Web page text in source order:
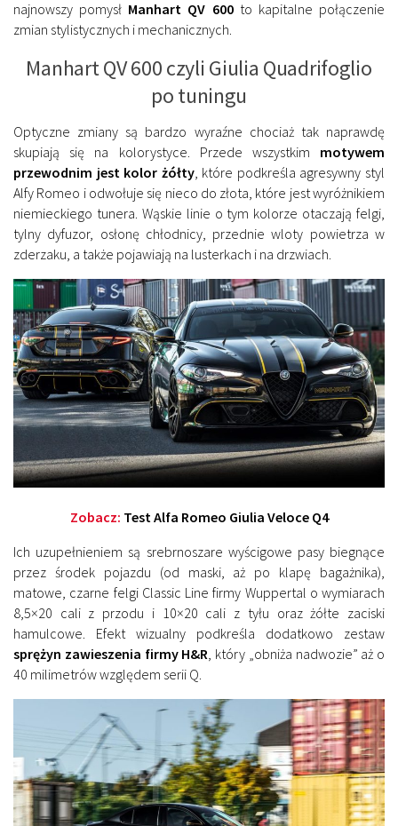
najnowszy pomysł Manhart QV 600to kapitalne połączenie
zmian stylistycznych i mechanicznych.
Manhart QV 600 czyli Giulia Quadrifoglio
po tuningu
Optyczne zmiany są bardzo wyraźne chociaż tak naprawdę
skupiają się na kolorystyce. Przede wszystkim motywem
przewodnim jest kolor żółty, które podkreśla agresywny styl
Alfy Romeo i odwołuje się nieco do złota, które jest wyróżnikiem
niemieckiego tunera. Wąskie linie o tym kolorze otaczają felgi,
tylny dyfuzor, osłonę chłodnicy, przednie wloty powietrza w
zderzaku, a także pojawiają na lusterkach i na drzwiach.
Zobacz: Test Alfa Romeo Giulia Veloce Q4
Ich uzupełnieniem są srebrnoszare wyścigowe pasy biegnące
przez środek pojazdu (od maski, aż po klapę bagażnika),
matowe, czarne felgi Classic Line firmy Wuppertal o wymiarach
8,5×20 cali z przodu i 10×20 cali z tyłu oraz żółte zaciski
hamulcowe. Efekt wizualny podkreśla dodatkowo zestaw
sprężyn zawieszenia firmy H&R, który „obniża nadwozie” aż o
40 milimetrów względem serii Q.